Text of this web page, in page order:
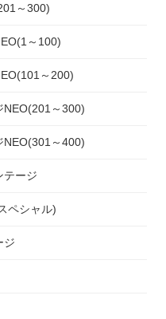
～300)
～100)
～200)
NEO(201～300)
NEO(301～400)
テージ
ペシャル)
ジ